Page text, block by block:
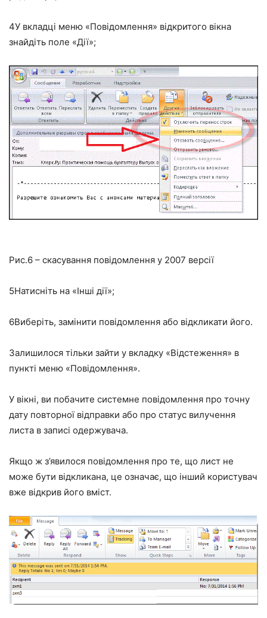
4У вкладці меню «Повідомлення» відкритого вікна
знайдіть поле «Дії»;
Рис.6 – скасування повідомлення у 2007 версії
5Натисніть на «Інші дії»;
6Виберіть, замінити повідомлення або відкликати його.
Залишилося тільки зайти у вкладку «Відстеження» в
пункті меню «Повідомлення».
У вікні, ви побачите системне повідомлення про точну
дату повторної відправки або про статус вилучення
листа в записі одержувача.
Якщо ж з’явилося повідомлення про те, що лист не
може бути відкликана, це означає, що інший користувач
вже відкрив його вміст.